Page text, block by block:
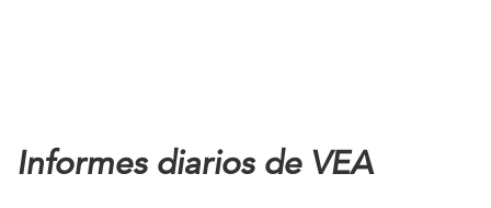
Informes diarios de VEA